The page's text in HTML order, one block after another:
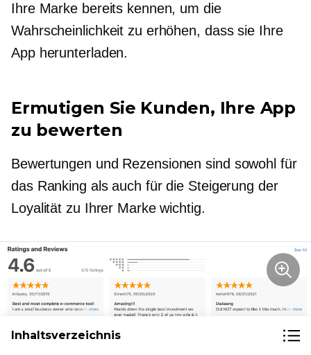
Ihre Marke bereits kennen, um die
Wahrscheinlichkeit zu erhöhen, dass sie Ihre
App herunterladen.
Ermutigen Sie Kunden, Ihre App
zu bewerten
Bewertungen und Rezensionen sind sowohl für
das Ranking als auch für die Steigerung der
Loyalität zu Ihrer Marke wichtig.
Inhaltsverzeichnis